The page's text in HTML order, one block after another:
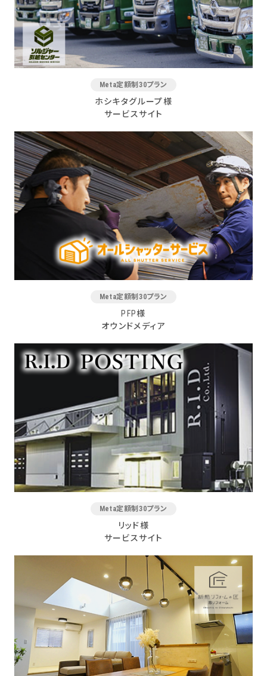
Meta定額制30プラン
ホシキタグループ様
サービスサイト
Meta定額制30プラン
PFP様
オウンドメディア
Meta定額制30プラン
リッド様
サービスサイト